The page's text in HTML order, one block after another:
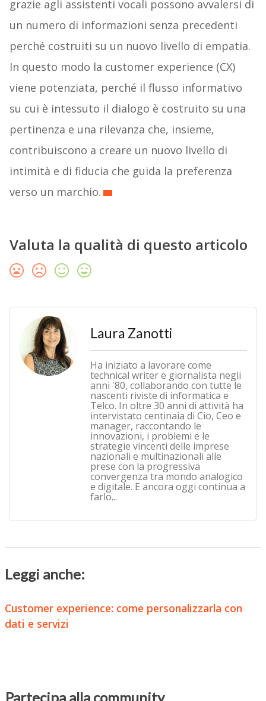
grazie agli assistenti vocali possono avvalersi di
un numero di informazioni senza precedenti
perché costruiti su un nuovo livello di empatia.
In questo modo la customer experience (CX)
viene potenziata, perché il flusso informativo
su cui è intessuto il dialogo è costruito su una
pertinenza e una rilevanza che, insieme,
contribuiscono a creare un nuovo livello di
intimità e di fiducia che guida la preferenza
verso un marchio.
Valuta la qualità di questo articolo
Laura Zanotti
Ha iniziato a lavorare come
technical writer e giornalista negli
anni '80, collaborando con tutte le
nascenti riviste di informatica e
Telco. In oltre 30 anni di attività ha
intervistato centinaia di Cio, Ceo e
manager, raccontando le
innovazioni, i problemi e le
strategie vincenti delle imprese
nazionali e multinazionali alle
prese con la progressiva
convergenza tra mondo analogico
e digitale. E ancora oggi continua a
farlo...
Leggi anche:
Customer experience: come personalizzarla con
dati e servizi
Partecipa alla community